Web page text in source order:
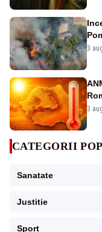
3
3
CATEGORII
Sanatate
Justitie
Sport